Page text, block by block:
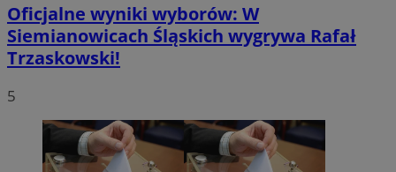
Oficjalne wyniki wyborów: W
Siemianowicach Śląskich wygrywa Rafał
Trzaskowski!
5